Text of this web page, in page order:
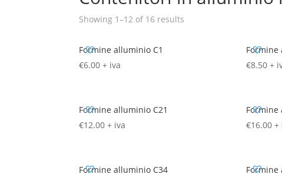
Showing 1–12 of 16 results
Formine alluminio C1
€6.00 + iva
Formine
€8.50 +
Formine alluminio C21
€12.00 + iva
Formine
€16.00 +
Formine alluminio C34
Formine